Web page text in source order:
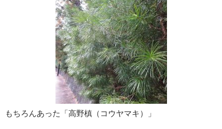
もちろんあった「高野槙（コウヤマキ）」